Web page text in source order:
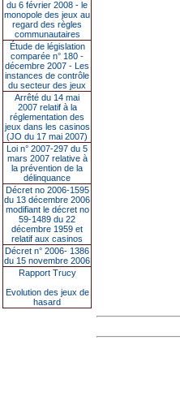
du 6 février 2008 - le
monopole des jeux au
regard des règles
communautaires
Étude de législation
comparée n° 180 -
décembre 2007 - Les
instances de contrôle
du secteur des jeux
Arrêté du 14 mai
2007 relatif à la
réglementation des
jeux dans les casinos
(JO du 17 mai 2007)
Loi n° 2007-297 du 5
mars 2007 relative à
la prévention de la
délinquance
Décret no 2006-1595
du 13 décembre 2006
modifiant le décret no
59-1489 du 22
décembre 1959 et
relatif aux casinos
Décret n° 2006- 1386
du 15 novembre 2006
Rapport Trucy
Evolution des jeux de
hasard